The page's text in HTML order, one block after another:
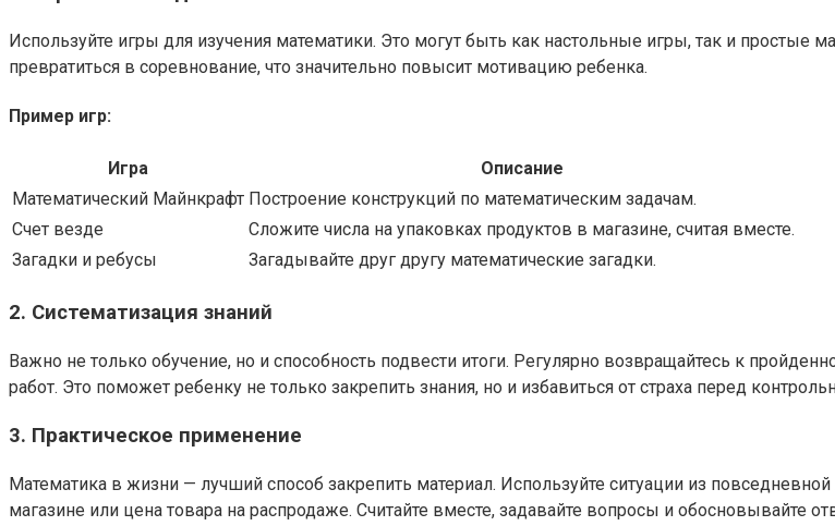
Используйте игры для изучения математики. Это могут быть как настольные игры, так и простые
превратиться в соревнование, что значительно повысит мотивацию ребенка.
Пример игр:
Игра
Описание
Математический Майнкрафт Построение конструкций по математическим задачам.
Счет везде
Сложите числа на упаковках продуктов в магазине, считая вместе.
Загадки и ребусы
Загадывайте друг другу математические загадки.
2. Систематизация знаний
Важно не только обучение, но и способность подвести итоги. Регулярно возвращайтесь к
работ. Это поможет ребенку не только закрепить знания, но и избавиться от страха перед
3. Практическое применение
Математика в жизни — лучший способ закрепить материал. Используйте ситуации из
магазине или цена товара на распродаже. Считайте вместе, задавайте вопросы и обосновывайте